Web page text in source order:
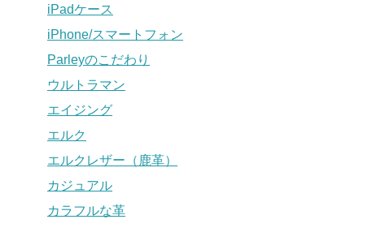
iPadケース
iPhone/スマートフォン
Parleyのこだわり
ウルトラマン
エイジング
エルク
エルクレザー（鹿革）
カジュアル
カラフルな革